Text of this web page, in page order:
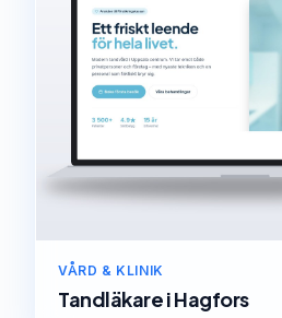
VÅRD & KLINIK
TandläkareiHagfors